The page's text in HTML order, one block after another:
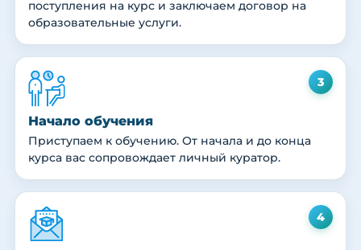
поступления на курс и заключаем договор на
образовательные услуги.
3
Начало обучения
Приступаем к обучению. От начала и до конца
курса вас сопровождает личный куратор.
4